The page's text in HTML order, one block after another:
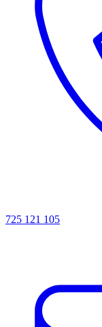
725 121 105